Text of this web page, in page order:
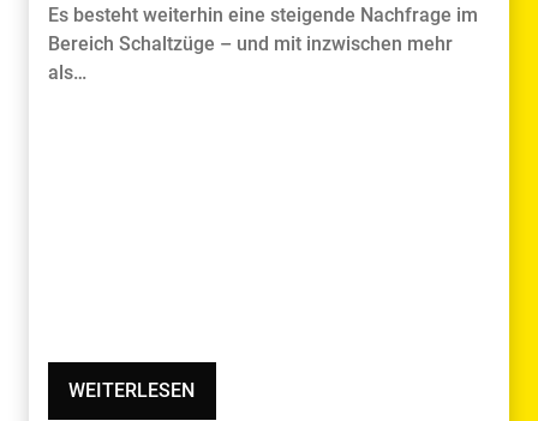
Es besteht weiterhin eine steigende Nachfrage im
Bereich Schaltzüge – und mit inzwischen mehr
als…
WEITERLESEN